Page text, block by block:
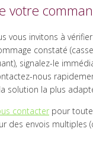
votre
vous invitons à
constaté
signalez-le
nous
solution la plus
contacter pour
des envois multiples